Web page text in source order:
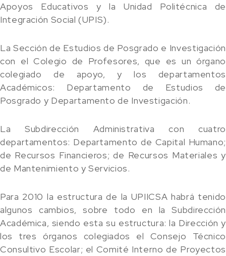
Apoyos Educativos y la Unidad Politécnica de
Integración Social (UPIS).
La Sección de Estudios de Posgrado e Investigación
con el Colegio de Profesores, que es un órgano
colegiado de apoyo, y los departamentos
Académicos: Departamento de Estudios de
Posgrado y Departamento de Investigación.
La Subdirección Administrativa con cuatro
departamentos: Departamento de Capital Humano;
de Recursos Financieros; de Recursos Materiales y
de Mantenimiento y Servicios.
Para 2010 la estructura de la UPIICSA habrá tenido
algunos cambios, sobre todo en la Subdirección
Académica, siendo esta su estructura: la Dirección y
los tres órganos colegiados el Consejo Técnico
Consultivo Escolar; el Comité Interno de Proyectos